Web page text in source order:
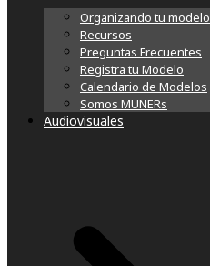
Organizando tu modelo
Recursos
Preguntas Frecuentes
Registra tu Modelo
Calendario de Modelos
Somos MUNERs
Audiovisuales